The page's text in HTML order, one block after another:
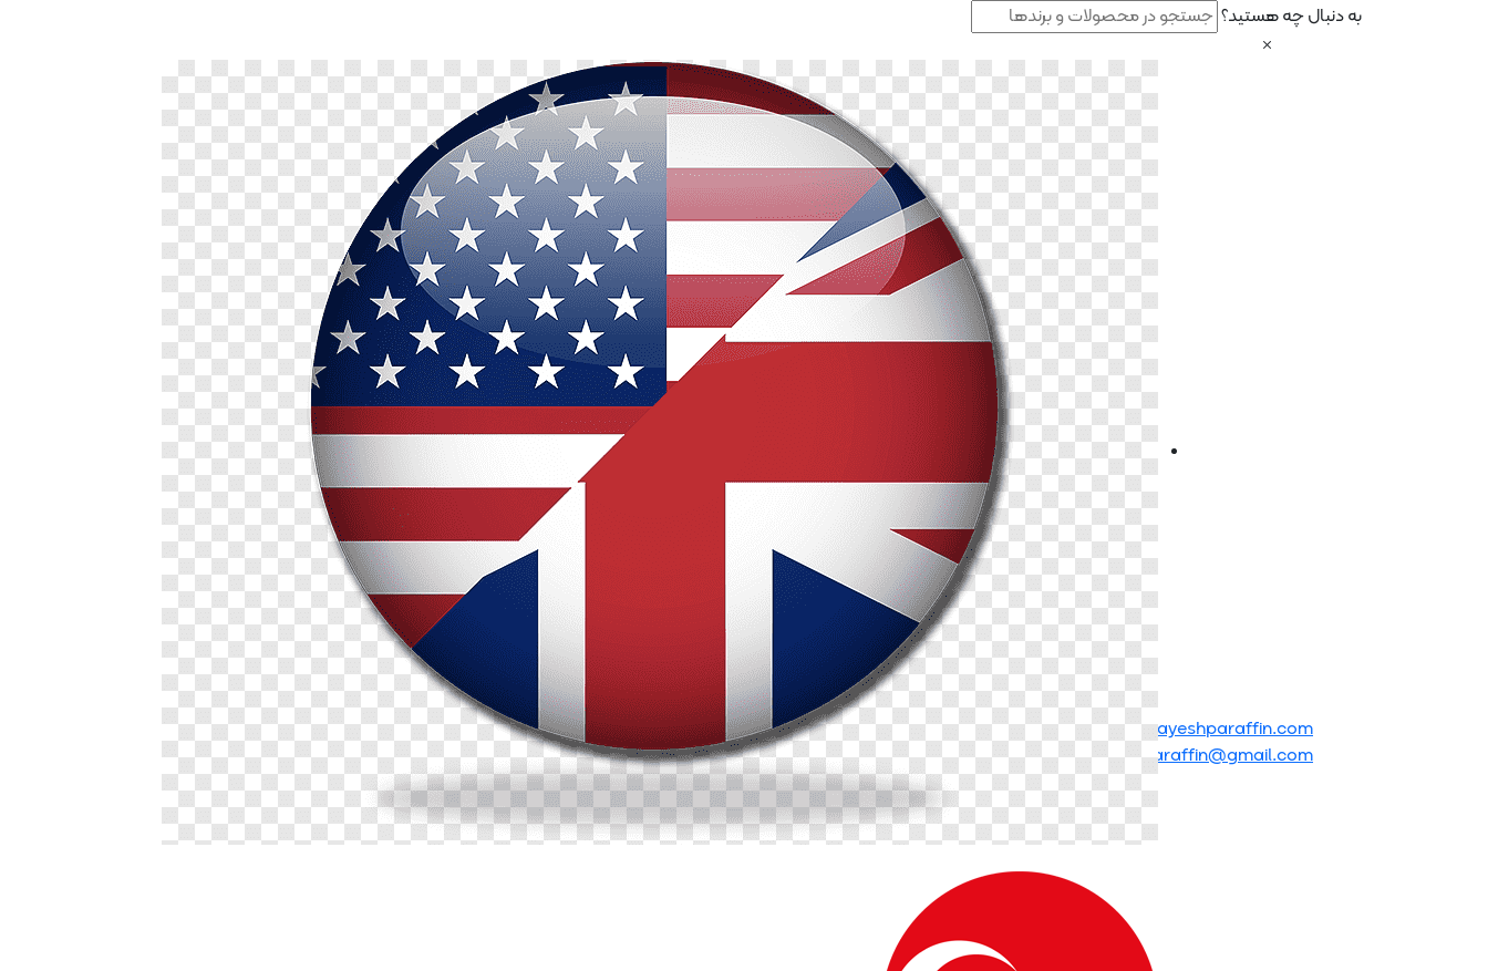
به دنبال چه هستید؟
info@palayeshparaffin.com
mehrgostar.paraffin@gmail.com